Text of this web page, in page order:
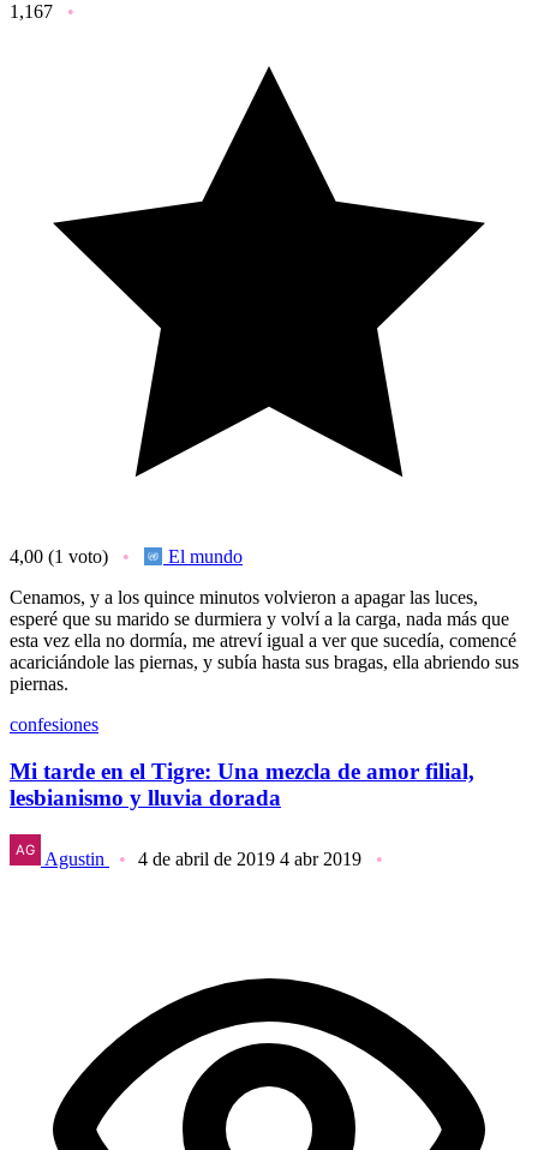
1,167
4,00 (1 voto)
El mundo
Cenamos, y a los quince minutos volvieron a apagar las luces,
esperé que su marido se durmiera y volví a la carga, nada más que
esta vez ella no dormía, me atreví igual a ver que sucedía, comencé
acariciándole las piernas, y subía hasta sus bragas, ella abriendo sus
piernas.
confesiones
Mi tarde en el Tigre: Una mezcla de amor filial,
lesbianismo y lluvia dorada
Agustin 4 de abril de 2019 4 abr 2019